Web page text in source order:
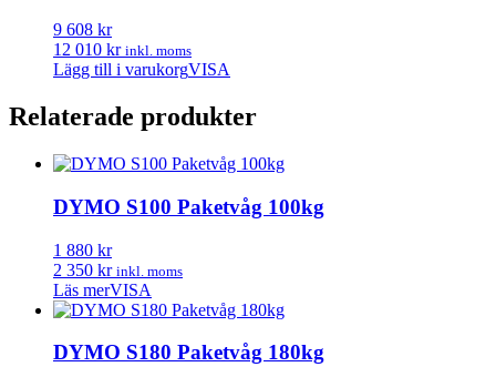
9 608 kr
12 010 kr inkl. moms
Lägg till i varukorgVISA
Relaterade produkter
DYMO S100 Paketvåg 100kg
1 880 kr
2 350 kr inkl. moms
Läs merVISA
DYMO S180 Paketvåg 180kg